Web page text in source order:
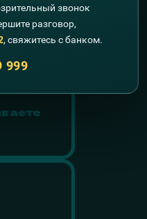
звонок
разговор,
, свяжитесь с банком.
999